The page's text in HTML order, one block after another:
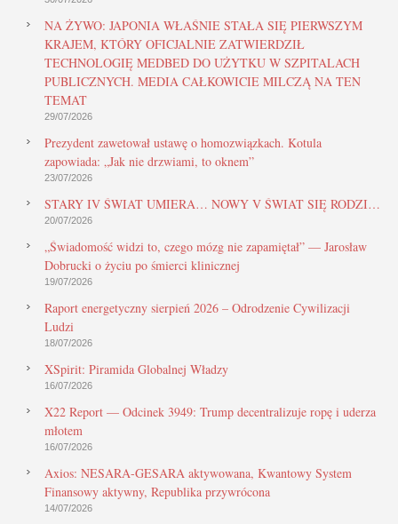
NA ŻYWO: JAPONIA WŁAŚNIE STAŁA SIĘ PIERWSZYM
KRAJEM, KTÓRY OFICJALNIE ZATWIERDZIŁ
TECHNOLOGIĘ MEDBED DO UŻYTKU W SZPITALACH
PUBLICZNYCH. MEDIA CAŁKOWICIE MILCZĄ NA TEN
TEMAT
29/07/2026
Prezydent zawetował ustawę o homozwiązkach. Kotula
zapowiada: „Jak nie drzwiami, to oknem”
23/07/2026
STARY IV ŚWIAT UMIERA… NOWY V ŚWIAT SIĘ RODZI…
20/07/2026
„Świadomość widzi to, czego mózg nie zapamiętał” — Jarosław
Dobrucki o życiu po śmierci klinicznej
19/07/2026
Raport energetyczny sierpień 2026 – Odrodzenie Cywilizacji
Ludzi
18/07/2026
XSpirit: Piramida Globalnej Władzy
16/07/2026
X22 Report — Odcinek 3949: Trump decentralizuje ropę i uderza
młotem
16/07/2026
Axios: NESARA-GESARA aktywowana, Kwantowy System
Finansowy aktywny, Republika przywrócona
14/07/2026